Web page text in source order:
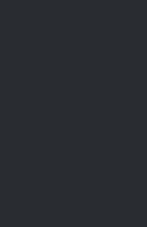
di
, con queste stesse parole che
vicissitudini di mercato rivelate da
Il
amici di voler ritornare a stringere un patto col
, infatti, si
mediano, anche se in
. Del resto, la
fermi ad aspettare. E il numero 8